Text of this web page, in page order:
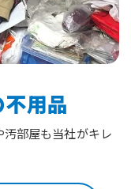
用品
部屋も当社がキレ